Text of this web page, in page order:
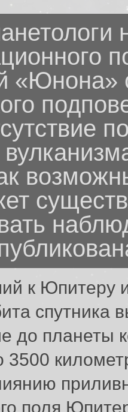
«Юнона»
к Юпитеру
спутника
до планеты
3500
поля